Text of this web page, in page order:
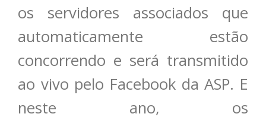
os servidores associados que
automaticamente estão
concorrendo e será transmitido
ao vivo pelo Facebook da ASP. E
neste ano, os